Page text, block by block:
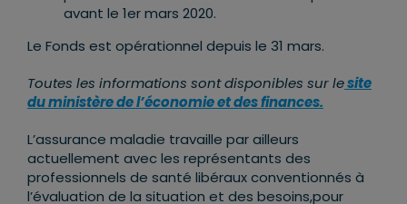
avant le 1er mars 2020.
Le Fonds est opérationnel depuis le 31 mars.
Toutes les informations sont disponibles sur lesite
du ministère de l’économie et des finances.
L’assurance maladie travaille par ailleurs
actuellement avec les représentants des
professionnels de santé libéraux conventionnés à
l’évaluation de la situation et des besoins,pour